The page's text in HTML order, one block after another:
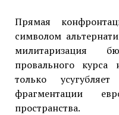
Прямая
символом
милитаризация
провального
только
фрагментации
пространства.